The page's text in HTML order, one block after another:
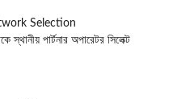
Selection
পার্টনার অপারেটর সিলেক্ট